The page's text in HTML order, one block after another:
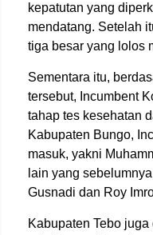
kepatutan yang
mendatang. Setelah
tiga besar yang lolos
Sementara itu,
tersebut, Incumbent
tahap tes kesehatan
Kabupaten Bungo,
masuk, yakni
lain yang
Gusnadi dan Roy
Kabupaten Tebo